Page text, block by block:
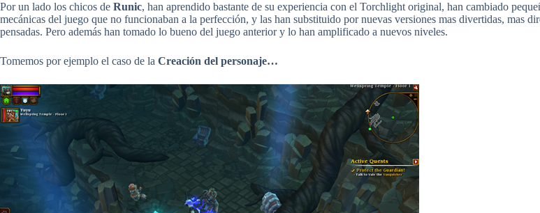
Por un lado los chicos de Runic, han aprendido bastante de su experiencia con el Torchlight original, han cambiado
mecánicas del juego que no funcionaban a la perfección, y las han substituido por nuevas versiones mas divertidas, mas
pensadas. Pero además han tomado lo bueno del juego anterior y lo han amplificado a nuevos niveles.
Tomemos por ejemplo el caso de la Creación del personaje…